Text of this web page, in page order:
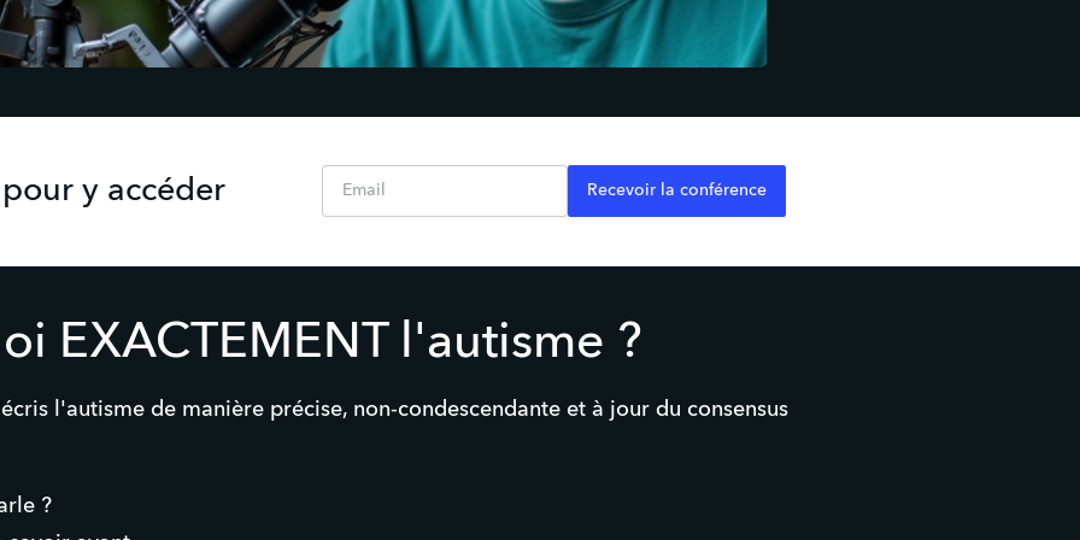
y accéder Email Recevoir la conférence
EXACTEMENT l'autisme ?
l'autisme de manière précise, non-condescendante et à jour du consensus
?